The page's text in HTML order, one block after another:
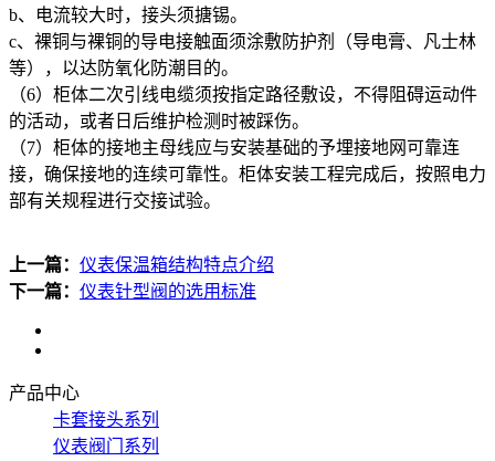
b、电流较大时，接头须搪锡。
c、裸铜与裸铜的导电接触面须涂敷防护剂（导电膏、凡士林
等），以达防氧化防潮目的。
（6）柜体二次引线电缆须按指定路径敷设，不得阻碍运动件
的活动，或者日后维护检测时被踩伤。
（7）柜体的接地主母线应与安装基础的予埋接地网可靠连
接，确保接地的连续可靠性。柜体安装工程完成后，按照电力
部有关规程进行交接试验。
上一篇： 仪表保温箱结构特点介绍
下一篇： 仪表针型阀的选用标准
产品中心
卡套接头系列
仪表阀门系列